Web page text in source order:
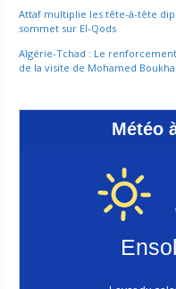
Attaf multiplie les tête-à-tête
sommet sur El-Qods
Algérie-Tchad : Le
de la visite de Mohamed
Météo